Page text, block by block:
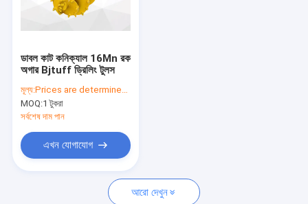
ডাবল কাট কনিক্যাল 16Mn রক
অগার Bjtuff ড্রিলিং টুলস
মূল্য:Prices are determined by quantity and model of product
MOQ:1 টুকরা
সর্বশেষ দাম পান
এখন যোগাযোগ
আরো দেখুন